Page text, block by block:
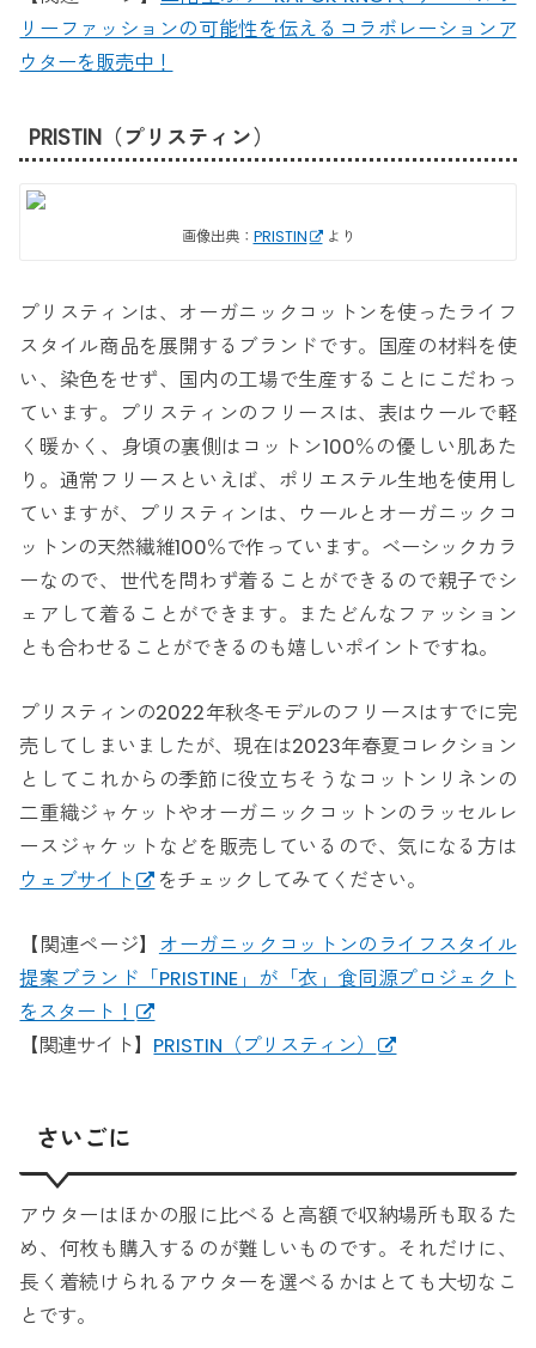
リーファッションの可能性を伝えるコラボレーションア
ウターを販売中！
PRISTIN（プリスティン）
画像出典： PRISTIN より
プリスティンは、オーガニックコットンを使ったライフ
スタイル商品を展開するブランドです。国産の材料を使
い、染色をせず、国内の工場で生産することにこだわっ
ています。プリスティンのフリースは、表はウールで軽
く暖かく、身頃の裏側はコットン100％の優しい肌あた
り。通常フリースといえば、ポリエステル生地を使用し
ていますが、プリスティンは、ウールとオーガニックコ
ットンの天然繊維100％で作っています。ベーシックカラ
ーなので、世代を問わず着ることができるので親子でシ
ェアして着ることができます。またどんなファッション
とも合わせることができるのも嬉しいポイントですね。
プリスティンの2022年秋冬モデルのフリースはすでに完
売してしまいましたが、現在は2023年春夏コレクション
としてこれからの季節に役立ちそうなコットンリネンの
二重織ジャケットやオーガニックコットンのラッセルレ
ースジャケットなどを販売しているので、気になる方は
ウェブサイト
をチェックしてみてください。
【関連ページ】 オーガニックコットンのライフスタイル
提案ブランド「PRISTINE」が「衣」食同源プロジェクト
をスタート！
【関連サイト】 PRISTIN（プリスティン）
さいごに
アウターはほかの服に比べると高額で収納場所も取るた
め、何枚も購入するのが難しいものです。それだけに、
長く着続けられるアウターを選べるかはとても大切なこ
とです。